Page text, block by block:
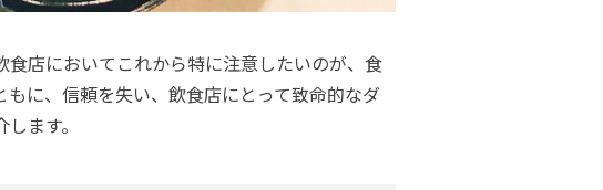
店においてこれから特に注意したいのが、食
に、信頼を失い、飲食店にとって致命的なダ
ます。